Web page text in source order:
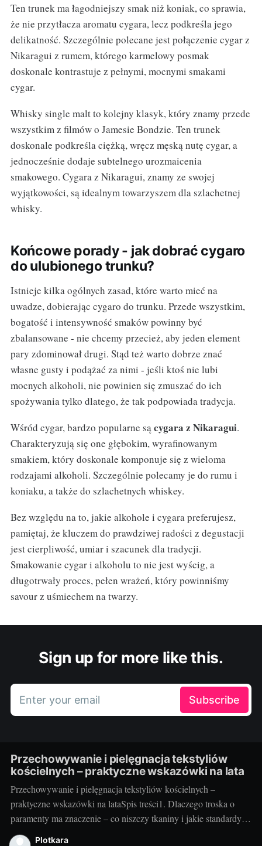
Ten trunek ma łagodniejszy smak niż koniak, co sprawia,
że nie przytłacza aromatu cygara, lecz podkreśla jego
delikatność. Szczególnie polecane jest połączenie cygar z
Nikaragui z rumem, którego karmelowy posmak
doskonale kontrastuje z pełnymi, mocnymi smakami
cygar.
Whisky single malt to kolejny klasyk, który znamy przede
wszystkim z filmów o Jamesie Bondzie. Ten trunek
doskonale podkreśla ciężką, wręcz męską nutę cygar, a
jednocześnie dodaje subtelnego urozmaicenia
smakowego. Cygara z Nikaragui, znamy ze swojej
wyjątkowości, są idealnym towarzyszem dla szlachetnej
whisky.
Końcowe porady - jak dobrać cygaro
do ulubionego trunku?
Istnieje kilka ogólnych zasad, które warto mieć na
uwadze, dobierając cygaro do trunku. Przede wszystkim,
bogatość i intensywność smaków powinny być
zbalansowane - nie chcemy przecież, aby jeden element
pary zdominował drugi. Stąd też warto dobrze znać
własne gusty i podążać za nimi - jeśli ktoś nie lubi
mocnych alkoholi, nie powinien się zmuszać do ich
spożywania tylko dlatego, że tak podpowiada tradycja.
Wśród cygar, bardzo popularne sącygara z Nikaragui.
Charakteryzują się one głębokim, wyrafinowanym
smakiem, który doskonale komponuje się z wieloma
rodzajami alkoholi. Szczególnie polecamy je do rumu i
koniaku, a także do szlachetnych whiskey.
Bez względu na to, jakie alkohole i cygara preferujesz,
pamiętaj, że kluczem do prawdziwej radości z degustacji
jest cierpliwość, umiar i szacunek dla tradycji.
Smakowanie cygar i alkoholu to nie jest wyścig, a
długotrwały proces, pełen wrażeń, który powinniśmy
savour z uśmiechem na twarzy.
Sign up for more like this.
Enter your email Subscribe
Przechowywanie i pielęgnacja tekstyliów
kościelnych – praktyczne wskazówki na lata
Przechowywanie i pielęgnacja tekstyliów kościelnych –
praktyczne wskazówki na lataSpis treści1. Dlaczego troska o
paramenty ma znaczenie – co niszczy tkaniny i jakie standardy
warto przyjąć2. Jak przechowywać i pielęgnować – praktyka
Plotkara